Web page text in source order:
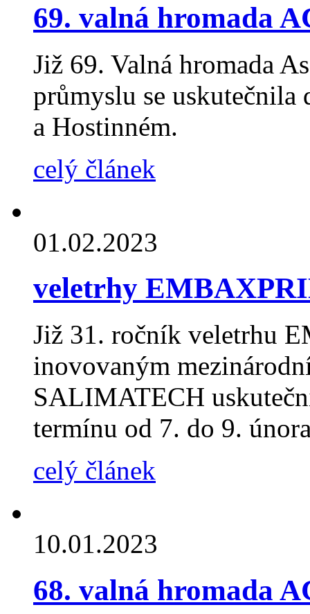
69. valná hromada
Již 69. Valná hromada
průmyslu se
a Hostinném.
celý článek
01.02.2023
veletrhy
Již 31. ročník veletrhu
inovovaným
SALIMATECH
termínu od 7. do 9.
celý článek
10.01.2023
68. valná hromada